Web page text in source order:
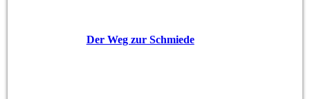
Der Weg zur Schmiede